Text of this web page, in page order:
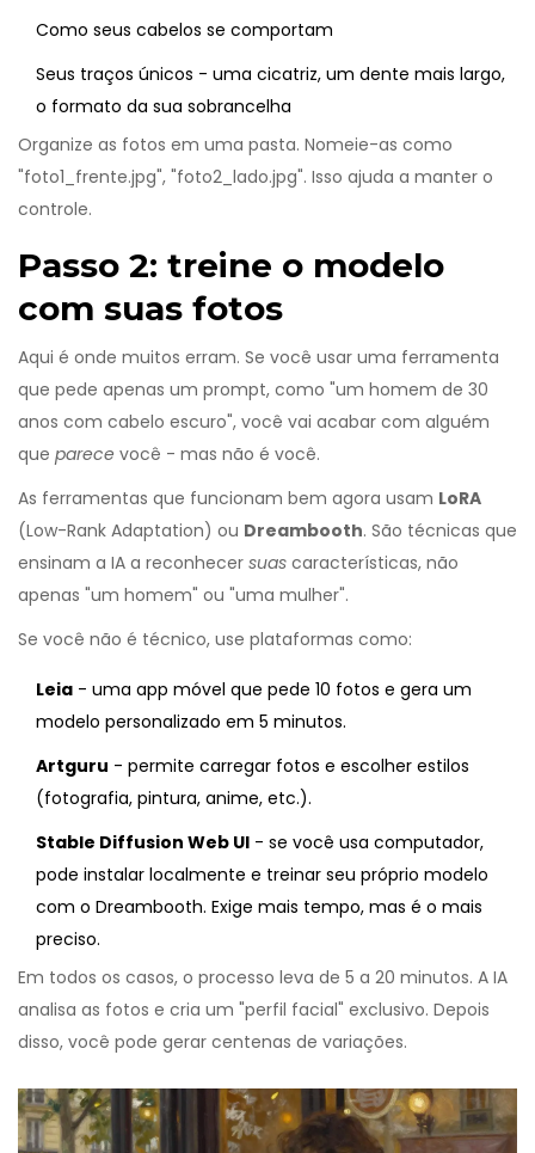
Como seus cabelos se comportam
Seus traços únicos - uma cicatriz, um dente mais largo,
o formato da sua sobrancelha
Organize as fotos em uma pasta. Nomeie-as como
"foto1_frente.jpg", "foto2_lado.jpg". Isso ajuda a manter o
controle.
Passo 2: treine o modelo
com suas fotos
Aqui é onde muitos erram. Se você usar uma ferramenta
que pede apenas um prompt, como "um homem de 30
anos com cabelo escuro", você vai acabar com alguém
que parece você - mas não é você.
As ferramentas que funcionam bem agora usam LoRA
(Low-Rank Adaptation) ou Dreambooth. São técnicas que
ensinam a IA a reconhecer suas características, não
apenas "um homem" ou "uma mulher".
Se você não é técnico, use plataformas como:
Leia - uma app móvel que pede 10 fotos e gera um
modelo personalizado em 5 minutos.
Artguru - permite carregar fotos e escolher estilos
(fotografia, pintura, anime, etc.).
Stable Diffusion Web UI - se você usa computador,
pode instalar localmente e treinar seu próprio modelo
com o Dreambooth. Exige mais tempo, mas é o mais
preciso.
Em todos os casos, o processo leva de 5 a 20 minutos. A IA
analisa as fotos e cria um "perfil facial" exclusivo. Depois
disso, você pode gerar centenas de variações.